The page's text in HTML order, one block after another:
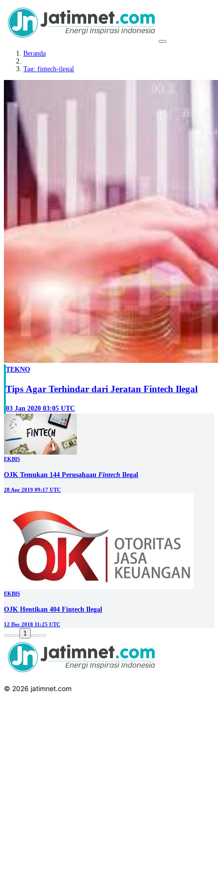
Beranda
Tag: fintech-ilegal
TEKNO
Tips Agar Terhindar dari Jeratan Fintech Ilegal
03 Jan 2020 03:05 UTC
EKBIS
OJK Temukan 144 Perusahaan Fintech Ilegal
28 Apr 2019 09:17 UTC
EKBIS
OJK Hentikan 404 Fintech Ilegal
12 Dec 2018 11:25 UTC
1
© 2026 jatimnet.com